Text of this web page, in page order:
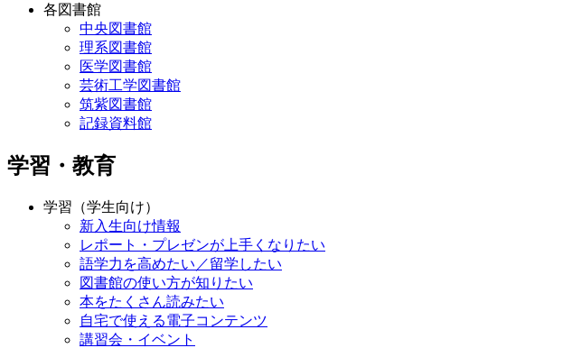
各図書館
中央図書館
理系図書館
医学図書館
芸術工学図書館
筑紫図書館
記録資料館
学習・教育
学習（学生向け）
新入生向け情報
レポート・プレゼンが上手くなりたい
語学力を高めたい／留学したい
図書館の使い方が知りたい
本をたくさん読みたい
自宅で使える電子コンテンツ
講習会・イベント